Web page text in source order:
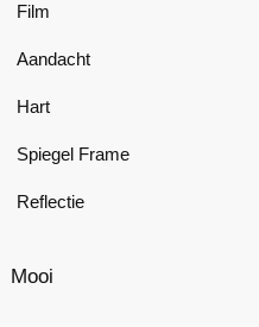
Film
Aandacht
Hart
Spiegel Frame
Reflectie
Mooi